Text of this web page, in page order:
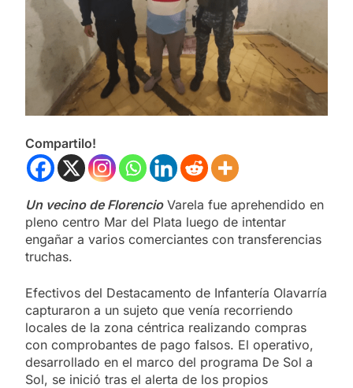
Compartilo!
Un vecino de FlorencioVarela fue aprehendido en
pleno centro Mar del Plata luego de intentar
engañar a varios comerciantes con transferencias
truchas.
Efectivos del Destacamento de Infantería Olavarría
capturaron a un sujeto que venía recorriendo
locales de la zona céntrica realizando compras
con comprobantes de pago falsos. El operativo,
desarrollado en el marco del programa De Sol a
Sol, se inició tras el alerta de los propios